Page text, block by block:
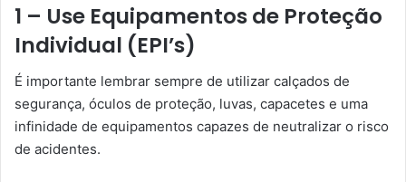
1 – Use Equipamentos de Proteção
Individual (EPI’s)
É importante lembrar sempre de utilizar calçados de
segurança, óculos de proteção, luvas, capacetes e uma
infinidade de equipamentos capazes de neutralizar o risco
de acidentes.